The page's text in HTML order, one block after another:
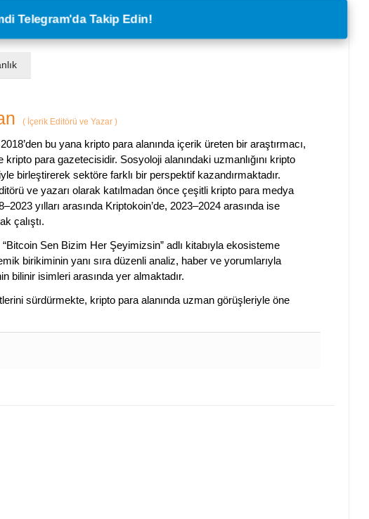
Telegram'da Takip Edin!
( İçerik Editörü ve Yazar )
bu yana kripto para alanında içerik üreten bir araştırmacı,
para gazetecisidir. Sosyoloji alanındaki uzmanlığını kripto
birleştirerek sektöre farklı bir perspektif kazandırmaktadır.
ve yazarı olarak katılmadan önce çeşitli kripto para medya
yılları arasında Kriptokoin’de, 2023–2024 arasında ise
çalıştı.
Sen Bizim Her Şeyimizsin” adlı kitabıyla ekosisteme
birikiminin yanı sıra düzenli analiz, haber ve yorumlarıyla
bilinir isimleri arasında yer almaktadır.
sürdürmekte, kripto para alanında uzman görüşleriyle öne